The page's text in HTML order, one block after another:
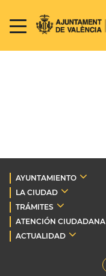
AYUNTAMIENTO
LA CIUDAD
TRÁMITES
ATENCIÓN CIUDADANA
ACTUALIDAD